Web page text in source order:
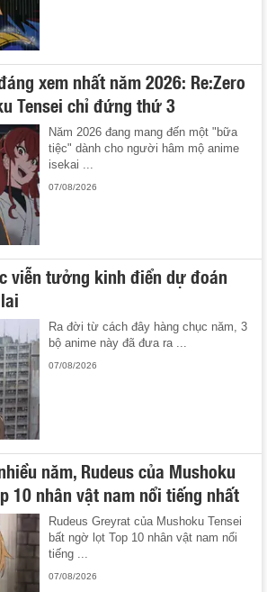
xem nhất năm 2026: Re:Zero
Tensei chỉ đứng thứ 3
Năm 2026 đang mang đến một "bữa
tiệc" dành cho người hâm mộ anime
isekai ...
07/08/2026
viễn tưởng kinh điển dự đoán
Ra đời từ cách đây hàng chục năm, 3
bộ anime này đã đưa ra ...
07/08/2026
năm, Rudeus của Mushoku
10 nhân vật nam nổi tiếng nhất
Rudeus Greyrat của Mushoku Tensei
bất ngờ lọt Top 10 nhân vật nam nổi
tiếng ...
07/08/2026